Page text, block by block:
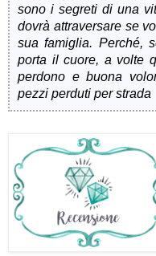
sono i segreti di una
dovrà attraversare se
sua famiglia. Perché,
porta il cuore, a volte
perdono e buona
pezzi perduti per strada